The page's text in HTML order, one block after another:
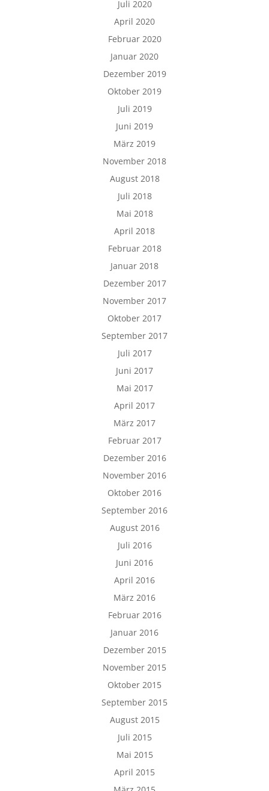
Juli 2020
April 2020
Februar 2020
Januar 2020
Dezember 2019
Oktober 2019
Juli 2019
Juni 2019
März 2019
November 2018
August 2018
Juli 2018
Mai 2018
April 2018
Februar 2018
Januar 2018
Dezember 2017
November 2017
Oktober 2017
September 2017
Juli 2017
Juni 2017
Mai 2017
April 2017
März 2017
Februar 2017
Dezember 2016
November 2016
Oktober 2016
September 2016
August 2016
Juli 2016
Juni 2016
April 2016
März 2016
Februar 2016
Januar 2016
Dezember 2015
November 2015
Oktober 2015
September 2015
August 2015
Juli 2015
Mai 2015
April 2015